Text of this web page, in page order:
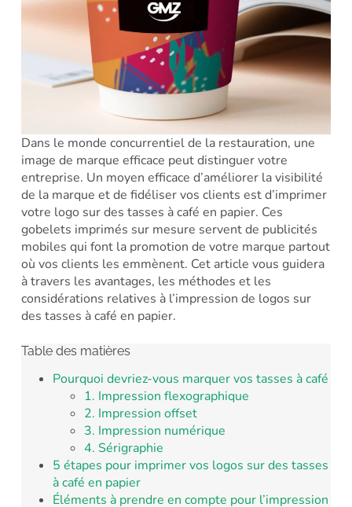
Dans le monde concurrentiel de la restauration, une
image de marque efficace peut distinguer votre
entreprise. Un moyen efficace d’améliorer la visibilité
de la marque et de fidéliser vos clients est d’imprimer
votre logo sur des tasses à café en papier. Ces
gobelets imprimés sur mesure servent de publicités
mobiles qui font la promotion de votre marque partout
où vos clients les emmènent. Cet article vous guidera
à travers les avantages, les méthodes et les
considérations relatives à l’impression de logos sur
des tasses à café en papier.
Table des matières
Pourquoi devriez-vous marquer vos tasses à café
1. Impression flexographique
2. Impression offset
3. Impression numérique
4. Sérigraphie
5 étapes pour imprimer vos logos sur des tasses
à café en papier
Éléments à prendre en compte pour l’impression